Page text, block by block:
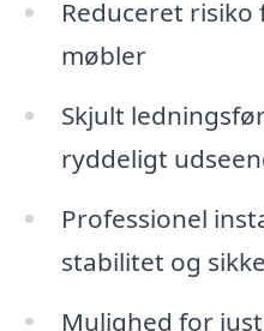
Reduceret risiko
møbler
Skjult
ryddeligt
Professionel
stabilitet og
Mulighed for